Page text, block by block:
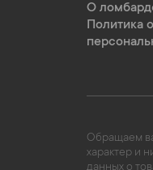
О
Политика
Обращаем
характер и